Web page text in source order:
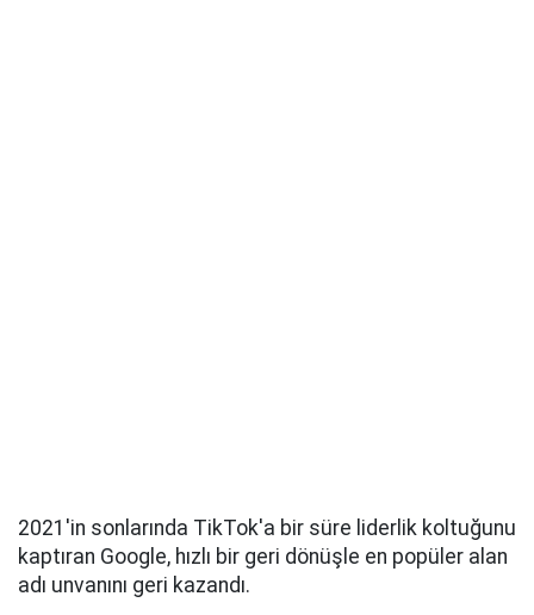
2021'in sonlarında TikTok'a bir süre liderlik koltuğunu
kaptıran Google, hızlı bir geri dönüşle en popüler alan
adı unvanını geri kazandı.